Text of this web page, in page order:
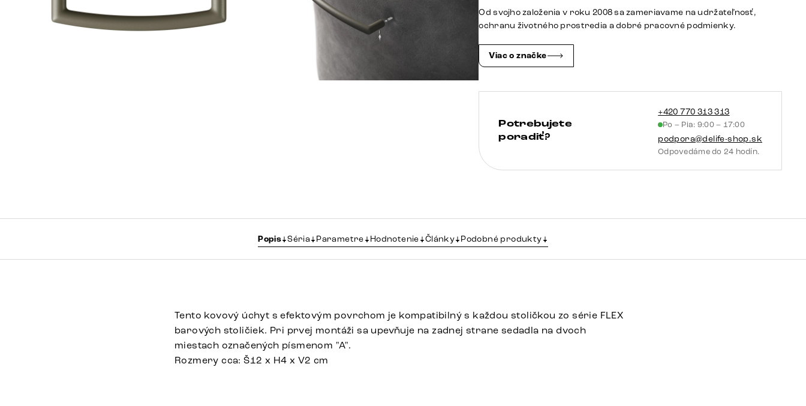
farba
Od svojho založenia v roku 2008 sa zameriavame na udržateľnosť,
ochranu životného prostredia a dobré pracovné podmienky.
Viac o značke
Potrebujete
poradiť?
+420 770 313 313
Po – Pia: 9:00 – 17:00
podpora@delife-shop.sk
Odpovedáme do 24 hodín.
Popis Séria Parametre Hodnotenie Články Podobné produkty
Tento kovový úchyt s efektovým povrchom je kompatibilný s každou stoličkou zo série FLEX
barových stoličiek. Pri prvej montáži sa upevňuje na zadnej strane sedadla na dvoch
miestach označených písmenom "A".
Rozmery cca: Š12 x H4 x V2 cm